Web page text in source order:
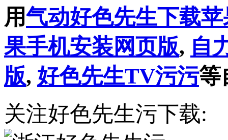
用气动好色先生下载
果手机安装网页版, 自
版, 好色先生TV污污等
关注好色先生污下载: